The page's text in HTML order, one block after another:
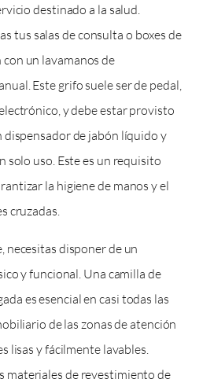
destinado a la salud.
tus salas de consulta o boxes de
un lavamanos de
Este grifo suele ser de pedal,
y debe estar provisto
dispensador de jabón líquido y
solo uso. Este es un requisito
la higiene de manos y el
cruzadas.
necesitas disponer de un
y funcional. Una camilla de
es esencial en casi todas las
de las zonas de atención
lisas y fácilmente lavables.
materiales de revestimiento de